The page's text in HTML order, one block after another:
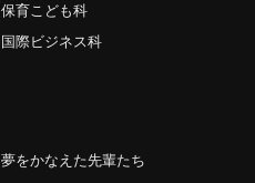
保育こども科
国際ビジネス科
夢をかなえた先輩たち